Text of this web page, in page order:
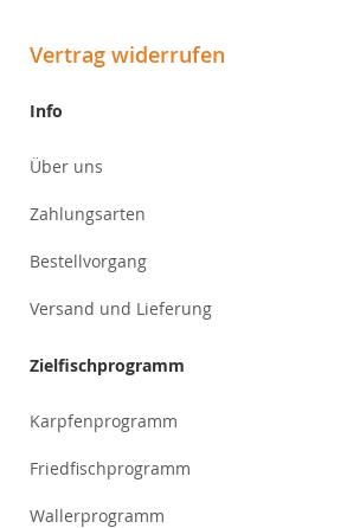
Vertrag widerrufen
Info
Über uns
Zahlungsarten
Bestellvorgang
Versand und Lieferung
Zielfischprogramm
Karpfenprogramm
Friedfischprogramm
Wallerprogramm